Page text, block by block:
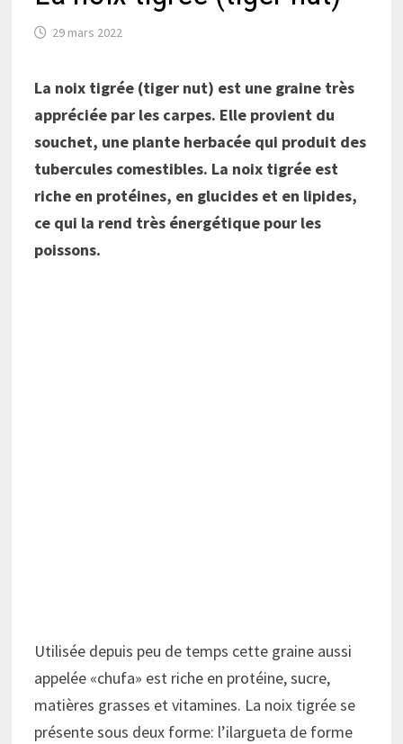
29 mars 2022
La noix tigrée (tiger nut) est une graine très
appréciée par les carpes. Elle provient du
souchet, une plante herbacée qui produit des
tubercules comestibles. La noix tigrée est
riche en protéines, en glucides et en lipides,
ce qui la rend très énergétique pour les
poissons.
Utilisée depuis peu de temps cette graine aussi
appelée «chufa» est riche en protéine, sucre,
matières grasses et vitamines. La noix tigrée se
présente sous deux forme: l’ilargueta de forme